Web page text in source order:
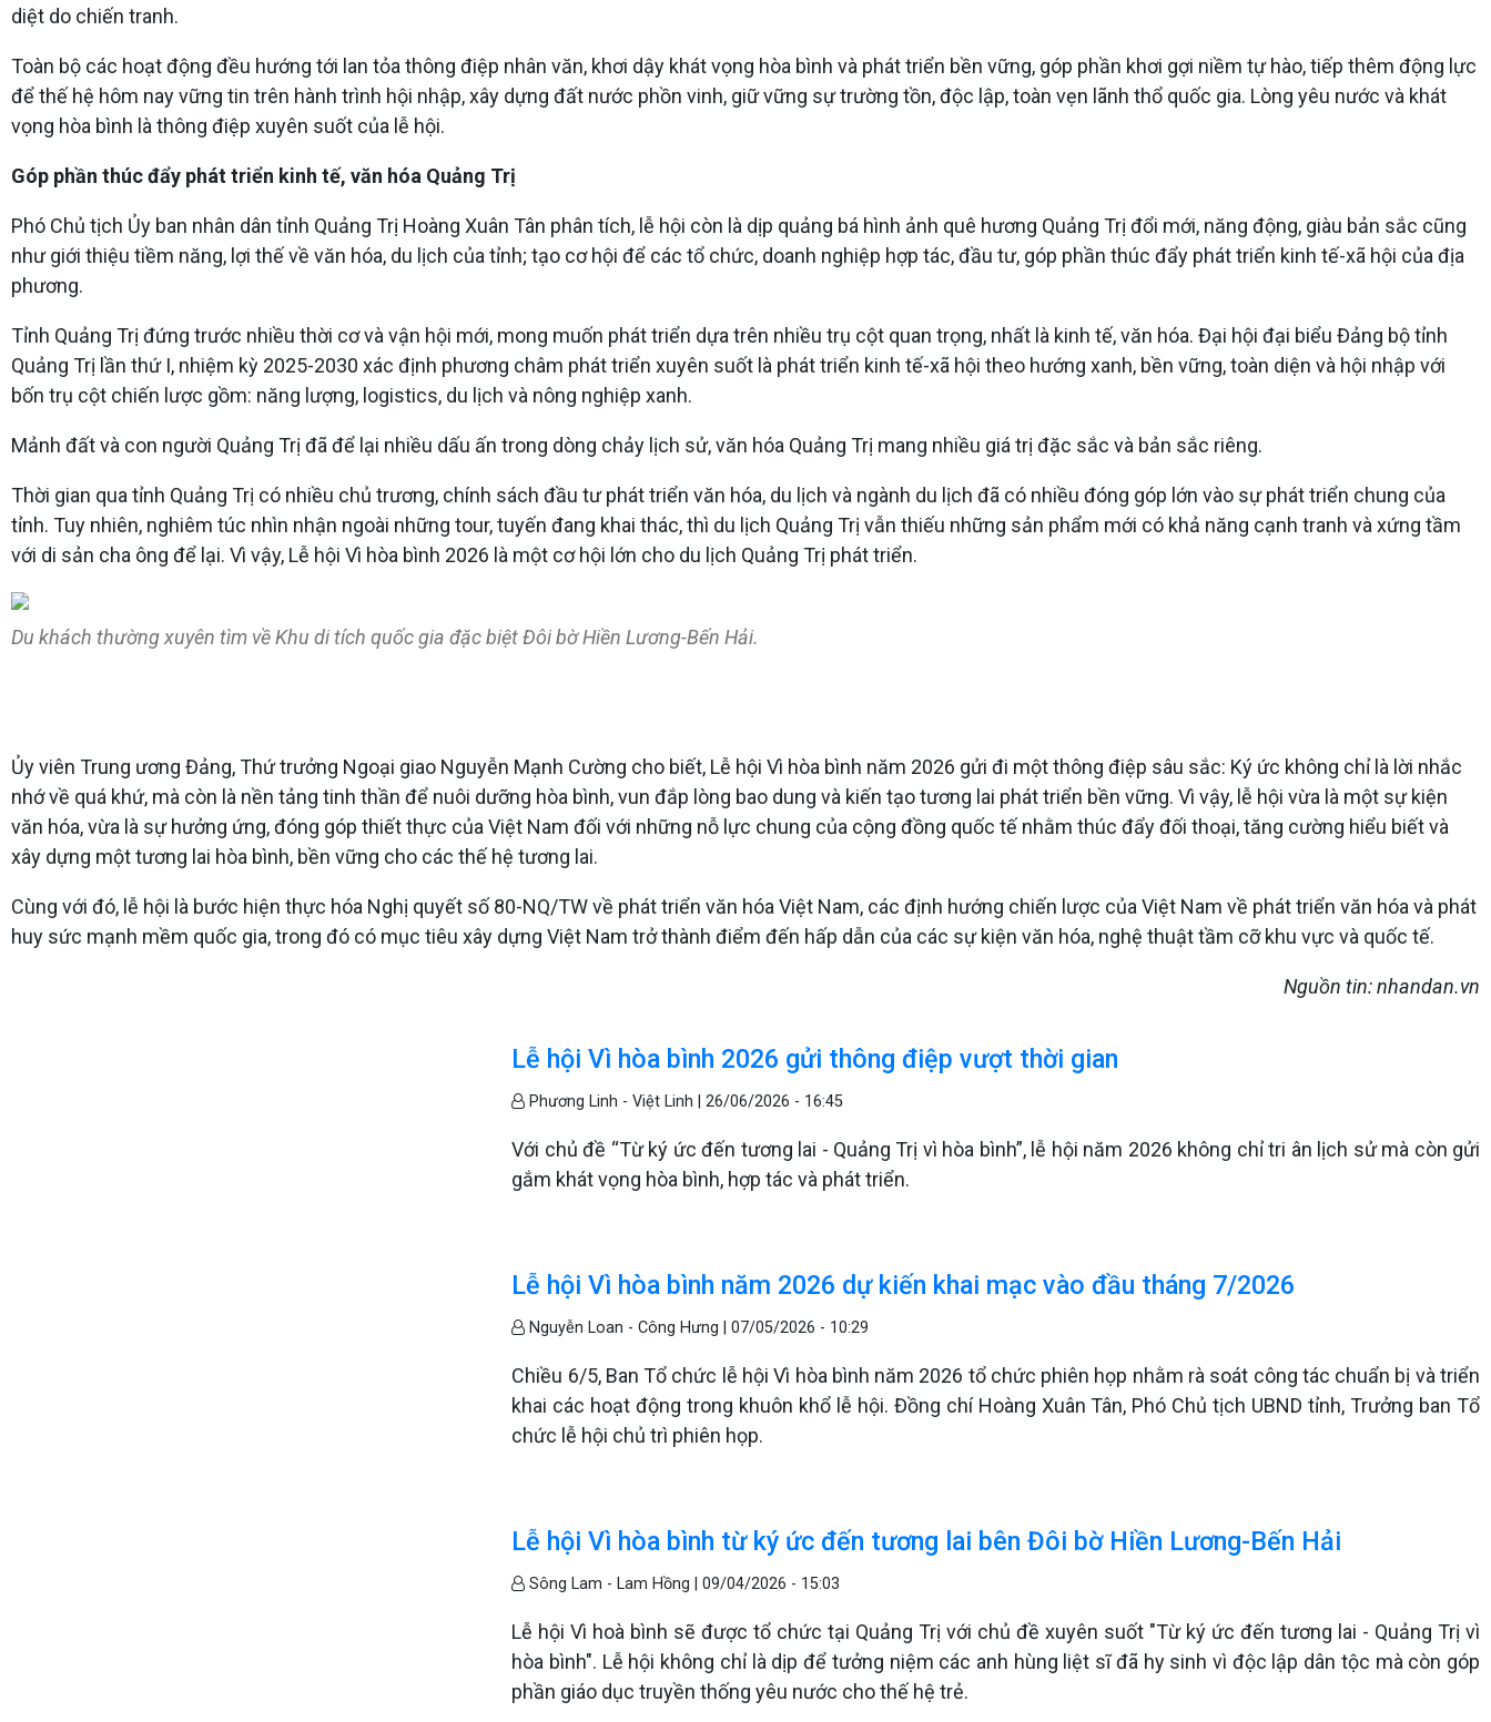
diệt do chiến tranh.
Toàn bộ các hoạt động đều hướng tới lan tỏa thông điệp nhân văn, khơi dậy khát vọng hòa bình và phát triển bền vững, góp phần khơi gợi niềm tự hào, tiếp thêm động lực
để thế hệ hôm nay vững tin trên hành trình hội nhập, xây dựng đất nước phồn vinh, giữ vững sự trường tồn, độc lập, toàn vẹn lãnh thổ quốc gia. Lòng yêu nước và khát
vọng hòa bình là thông điệp xuyên suốt của lễ hội.
Góp phần thúc đẩy phát triển kinh tế, văn hóa Quảng Trị
Phó Chủ tịch Ủy ban nhân dân tỉnh Quảng Trị Hoàng Xuân Tân phân tích, lễ hội còn là dịp quảng bá hình ảnh quê hương Quảng Trị đổi mới, năng động, giàu bản sắc cũng
như giới thiệu tiềm năng, lợi thế về văn hóa, du lịch của tỉnh; tạo cơ hội để các tổ chức, doanh nghiệp hợp tác, đầu tư, góp phần thúc đẩy phát triển kinh tế-xã hội của địa
phương.
Tỉnh Quảng Trị đứng trước nhiều thời cơ và vận hội mới, mong muốn phát triển dựa trên nhiều trụ cột quan trọng, nhất là kinh tế, văn hóa. Đại hội đại biểu Đảng bộ tỉnh
Quảng Trị lần thứ I, nhiệm kỳ 2025-2030 xác định phương châm phát triển xuyên suốt là phát triển kinh tế-xã hội theo hướng xanh, bền vững, toàn diện và hội nhập với
bốn trụ cột chiến lược gồm: năng lượng, logistics, du lịch và nông nghiệp xanh.
Mảnh đất và con người Quảng Trị đã để lại nhiều dấu ấn trong dòng chảy lịch sử, văn hóa Quảng Trị mang nhiều giá trị đặc sắc và bản sắc riêng.
Thời gian qua tỉnh Quảng Trị có nhiều chủ trương, chính sách đầu tư phát triển văn hóa, du lịch và ngành du lịch đã có nhiều đóng góp lớn vào sự phát triển chung của
tỉnh. Tuy nhiên, nghiêm túc nhìn nhận ngoài những tour, tuyến đang khai thác, thì du lịch Quảng Trị vẫn thiếu những sản phẩm mới có khả năng cạnh tranh và xứng tầm
với di sản cha ông để lại. Vì vậy, Lễ hội Vì hòa bình 2026 là một cơ hội lớn cho du lịch Quảng Trị phát triển.
Du khách thường xuyên tìm về Khu di tích quốc gia đặc biệt Đôi bờ Hiền Lương-Bến Hải.
Ủy viên Trung ương Đảng, Thứ trưởng Ngoại giao Nguyễn Mạnh Cường cho biết, Lễ hội Vì hòa bình năm 2026 gửi đi một thông điệp sâu sắc: Ký ức không chỉ là lời nhắc
nhớ về quá khứ, mà còn là nền tảng tinh thần để nuôi dưỡng hòa bình, vun đắp lòng bao dung và kiến tạo tương lai phát triển bền vững. Vì vậy, lễ hội vừa là một sự kiện
văn hóa, vừa là sự hưởng ứng, đóng góp thiết thực của Việt Nam đối với những nỗ lực chung của cộng đồng quốc tế nhằm thúc đẩy đối thoại, tăng cường hiểu biết và
xây dựng một tương lai hòa bình, bền vững cho các thế hệ tương lai.
Cùng với đó, lễ hội là bước hiện thực hóa Nghị quyết số 80-NQ/TW về phát triển văn hóa Việt Nam, các định hướng chiến lược của Việt Nam về phát triển văn hóa và phát
huy sức mạnh mềm quốc gia, trong đó có mục tiêu xây dựng Việt Nam trở thành điểm đến hấp dẫn của các sự kiện văn hóa, nghệ thuật tầm cỡ khu vực và quốc tế.
Nguồn tin: nhandan.vn
Lễ hội Vì hòa bình 2026 gửi thông điệp vượt thời gian
Phương Linh - Việt Linh |26/06/2026 - 16:45
Với chủ đề “Từ ký ức đến tương lai - Quảng Trị vì hòa bình”, lễ hội năm 2026 không chỉ tri ân lịch sử mà còn gửi
gắm khát vọng hòa bình, hợp tác và phát triển.
Lễ hội Vì hòa bình năm 2026 dự kiến khai mạc vào đầu tháng 7/2026
Nguyễn Loan - Công Hưng |07/05/2026 - 10:29
Chiều 6/5, Ban Tổ chức lễ hội Vì hòa bình năm 2026 tổ chức phiên họp nhằm rà soát công tác chuẩn bị và triển
khai các hoạt động trong khuôn khổ lễ hội. Đồng chí Hoàng Xuân Tân, Phó Chủ tịch UBND tỉnh, Trưởng ban Tổ
chức lễ hội chủ trì phiên họp.
Lễ hội Vì hòa bình từ ký ức đến tương lai bên Đôi bờ Hiền Lương-Bến Hải
Sông Lam - Lam Hồng |09/04/2026 - 15:03
Lễ hội Vì hoà bình sẽ được tổ chức tại Quảng Trị với chủ đề xuyên suốt "Từ ký ức đến tương lai - Quảng Trị vì
hòa bình". Lễ hội không chỉ là dịp để tưởng niệm các anh hùng liệt sĩ đã hy sinh vì độc lập dân tộc mà còn góp
phần giáo dục truyền thống yêu nước cho thế hệ trẻ.